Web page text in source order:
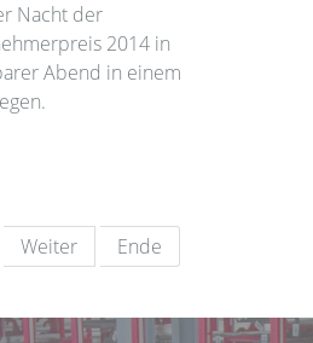
Nacht der
2014 in
Abend in einem
Weiter Ende